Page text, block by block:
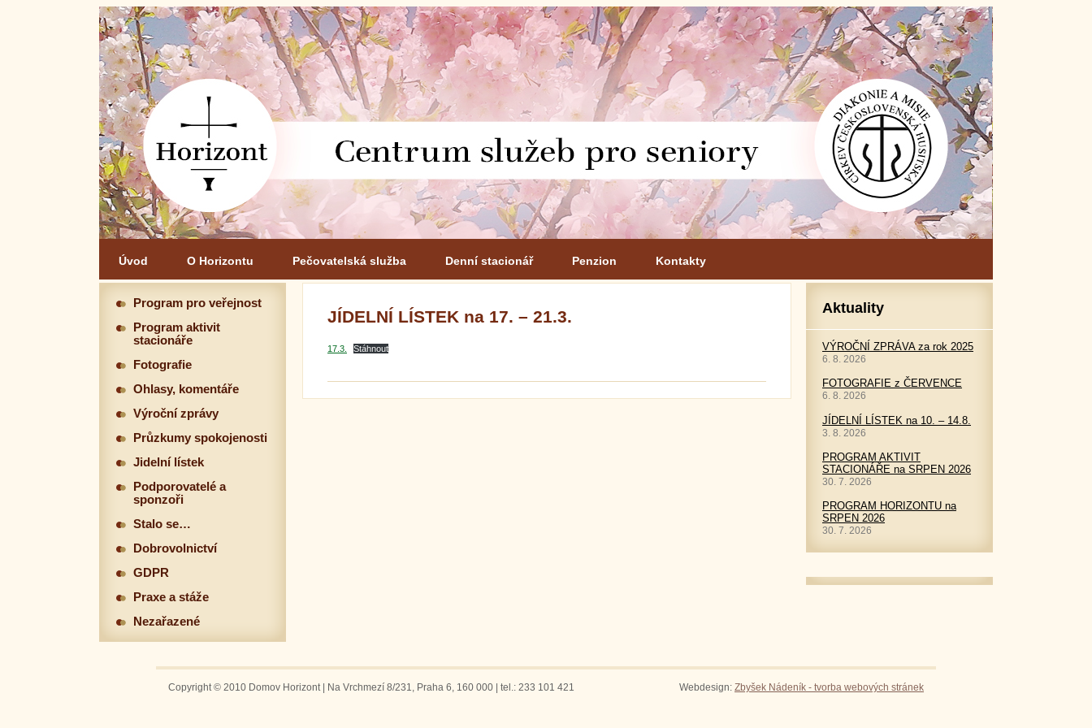
Úvod O Horizontu Pečovatelská služba Denní stacionář Penzion Kontakty
JÍDELNÍ LÍSTEK na 17. – 21.3.
17.3. Stáhnout
Program pro veřejnost
Program aktivit
stacionáře
Fotografie
Ohlasy, komentáře
Výroční zprávy
Průzkumy spokojenosti
Jidelní lístek
Podporovatelé a
sponzoři
Stalo se…
Dobrovolnictví
GDPR
Praxe a stáže
Nezařazené
Aktuality
VÝROČNÍ ZPRÁVA za rok 2025
6. 8. 2026
FOTOGRAFIE z ČERVENCE
6. 8. 2026
JÍDELNÍ LÍSTEK na 10. – 14.8.
3. 8. 2026
PROGRAM AKTIVIT
STACIONÁŘE na SRPEN 2026
30. 7. 2026
PROGRAM HORIZONTU na
SRPEN 2026
30. 7. 2026
Copyright © 2010 Domov Horizont | Na Vrchmezí 8/231, Praha 6, 160 000 | tel.: 233 101 421 Webdesign: Zbyšek Nádeník - tvorba webových stránek